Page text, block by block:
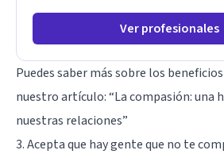
Ver profesionales
Puedes saber más sobre los
nuestro artículo: “La compasión: una
nuestras relaciones”
3. Acepta que hay gente que no te